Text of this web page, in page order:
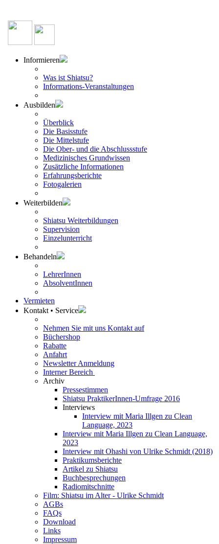
Informieren
Was ist Shiatsu?
Informations-Veranstaltungen
Ausbilden
Überblick
Die Basisstufe
Die Mittelstufe
Die Ober- und die Abschlussstufe
Medizinisches Grundwissen
Zusätzliche Informationen
Erfahrungsberichte
Fotogalerien
Weiterbilden
Shiatsu Weiterbildungen
Supervision
Einzelunterricht
Behandeln
LehrerInnen
AbsolventInnen
Vermieten
Kontakt • Service
Nehmen Sie mit uns Kontakt auf
Büchershop
Rabatte
Anfahrt
Newsletter Anmeldung
Interner Bereich
Archiv
Pressestimmen
Shiatsu PraktikerInnen-Umfrage 2016
Interviews
Interview mit Maria Illgen zu Clean
Language, 2023
Interview mit Maria Illgen zu Clean Language,
2023
Interview mit Ohashi von Ulrike Schmidt (2018)
Praktikumsberichte
Artikel zu Shiatsu
Buchbesprechungen
Radiomitschnitte
Film: Shiatsu im Alter - Ulrike Schmidt
AGBs
FAQs
Download
Links
Impressum